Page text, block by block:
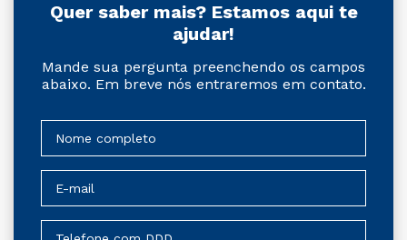
Quer saber mais? Estamos aqui te
ajudar!
Mande sua pergunta preenchendo os campos
abaixo. Em breve nós entraremos em contato.